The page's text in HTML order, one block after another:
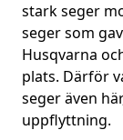
stark seger
seger som
Husqvarna
plats. Därför
seger även
uppflyttning.